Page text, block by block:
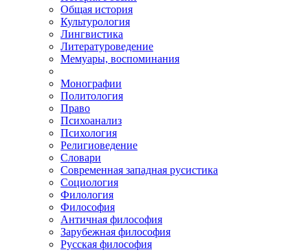
Общая история
Культурология
Лингвистика
Литературоведение
Мемуары, воспоминания
Монографии
Политология
Право
Психоанализ
Психология
Религиоведение
Словари
Современная западная русистика
Социология
Филология
Философия
Античная философия
Зарубежная философия
Русская философия